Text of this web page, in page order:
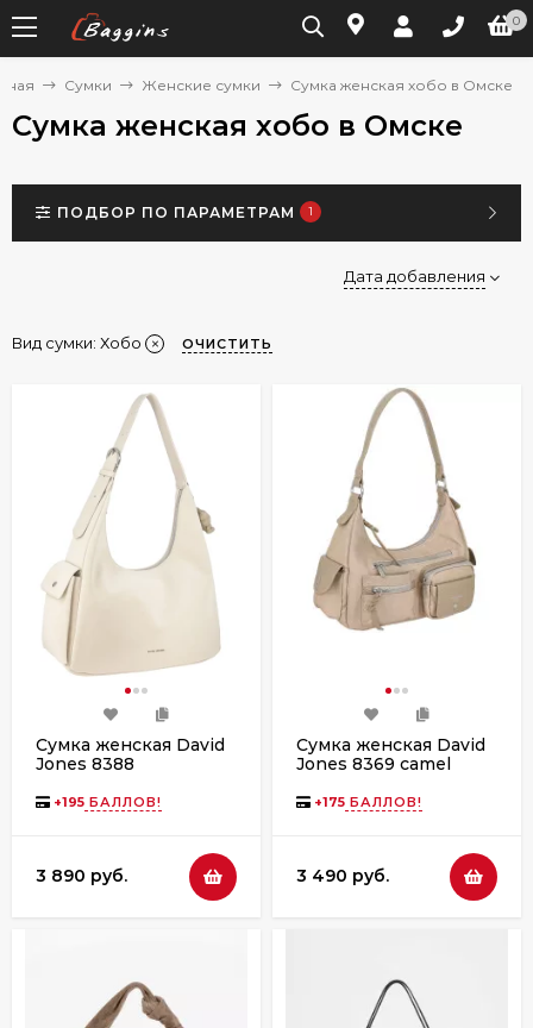
0
Сумки Женские сумки Сумка женская хобо в Омске
Сумка женская хобо в Омске
ПОДБОР ПО ПАРАМЕТРАМ 1
Дата добавления
Вид сумки: Хобо ОЧИСТИТЬ
Сумка женская David
Jones 8388
+195 БАЛЛОВ!
3 890 руб.
Сумка женская David
Jones 8369 camel
+175 БАЛЛОВ!
3 490 руб.